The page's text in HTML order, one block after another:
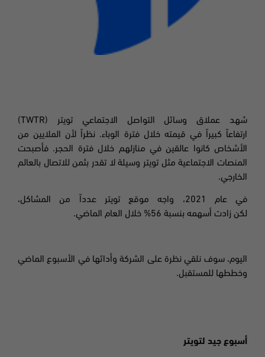
شهد عملاق وسائل التواصل الاجتماعي تويتر (TWTR
)
ارتفاعاً كبيراً في قيمته خلال فترة الوباء. نظراً لأن الملايين من
الأشخاص كانوا عالقينفي منازلهم خلال فترة الحجر. فأصبحت
المنصات الاجتماعية مثل تويتر وسيلة لا تقدر بثمن للاتصال بالعالم
الخارجي.
في عام 2021،
واجه موقع تويتر عدداً من المشاكل،
لكن زادت أسهمه بنسبة 56
% خلال العام الماضي.
اليوم، سوف نلقي نظرة على الشركة وأدائها في الأسبوع الماضي
وخططها للمستقبل.
أسبوع جيد لتويتر